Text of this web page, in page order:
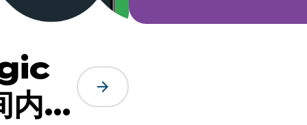
打
arrow_forward